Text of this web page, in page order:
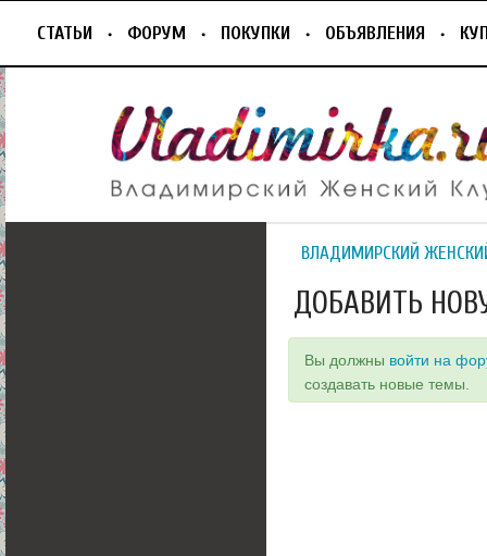
СТАТЬИ ФОРУМ ПОКУПКИ ОБЪЯВЛЕНИЯ
ВЛАДИМИРСКИЙ
ДОБАВИТЬ
Вы должны войти на
создавать новые темы.